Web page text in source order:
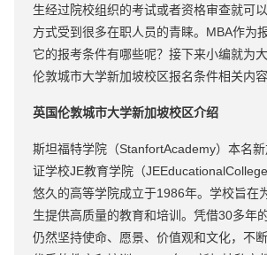
生经过院校组织的考试或者资格审查就可
方式受到很多在职人员的青睐。MBA作为
它的报考条件有哪些呢？接下来小编就为
伦敦城市大学新加坡校区报名条件相关内容
英国伦敦城市大学新加坡校区介绍
斯坦福特学院（StanfortAcademy）本名
证学校JE教育学院（
悠久的高等学院成立于1986年。学校旨在
生提供高质量的教育和培训。凭借30多年
仍然坚持使命、愿景、价值观和文化，不